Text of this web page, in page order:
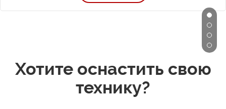
Хотите оснастить свою
технику?